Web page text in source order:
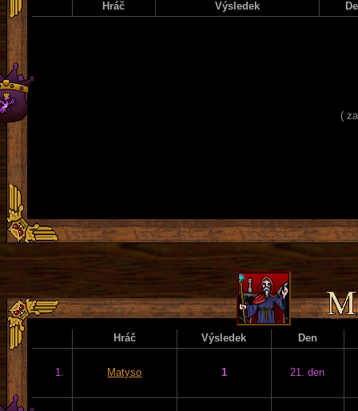
Hráč Výsledek
(
Hráč Výsledek Den
1. Matyso 1 21. den